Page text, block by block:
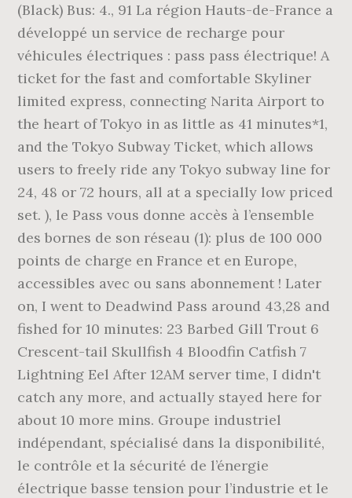
(Black) Bus: 4., 91 La région Hauts-de-France a
développé un service de recharge pour
véhicules électriques : pass pass électrique! A
ticket for the fast and comfortable Skyliner
limited express, connecting Narita Airport to
the heart of Tokyo in as little as 41 minutes*1,
and the Tokyo Subway Ticket, which allows
users to freely ride any Tokyo subway line for
24, 48 or 72 hours, all at a specially low priced
set. ), le Pass vous donne accès à l’ensemble
des bornes de son réseau (1): plus de 100 000
points de charge en France et en Europe,
accessibles avec ou sans abonnement ! Later
on, I went to Deadwind Pass around 43,28 and
fished for 10 minutes: 23 Barbed Gill Trout 6
Crescent-tail Skullfish 4 Bloodfin Catfish 7
Lightning Eel After 12AM server time, I didn't
catch any more, and actually stayed here for
about 10 more mins. Groupe industriel
indépendant, spécialisé dans la disponibilité,
le contrôle et la sécurité de l’énergie
électrique basse tension pour l’industrie et le